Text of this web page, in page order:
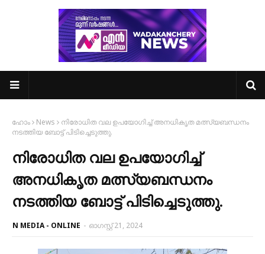
ഹോം News
നിരോധിത വല ഉപയോഗിച്ച് അനധികൃത മത്സ്യബന്ധനം
നടത്തിയ ബോട്ട് പിടിച്ചെടുത്തു.
നിരോധിത വല ഉപയോഗിച്ച്
അനധികൃത മത്സ്യബന്ധനം
നടത്തിയ ബോട്ട് പിടിച്ചെടുത്തു.
N MEDIA - ONLINE - ഓഗസ്റ്റ് 21, 2024